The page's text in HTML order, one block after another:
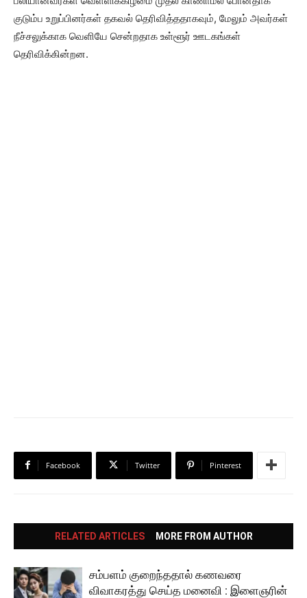
குடும்ப உறுப்பினர்கள் தகவல் தெரிவித்ததாகவும், மேலும் அவர்கள்
நீச்சலுக்காக வெளியே சென்றதாக உள்ளூர் ஊடகங்கள்
தெரிவிக்கின்றன.
Facebook Twitter Pinterest
RELATED ARTICLES MORE FROM AUTHOR
சம்பளம் குறைந்ததால் கணவரை
விவாகரத்து செய்த மனைவி : இளைஞரின்